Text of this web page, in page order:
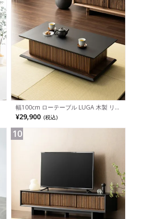
幅100cm ローテーブル LUGA 木製 リ
ビングテーブル 格子 座卓 収納付き セ
ンターテーブル おしゃれ コーヒーテー
ラック 完成品
¥29,900 (税込)
10